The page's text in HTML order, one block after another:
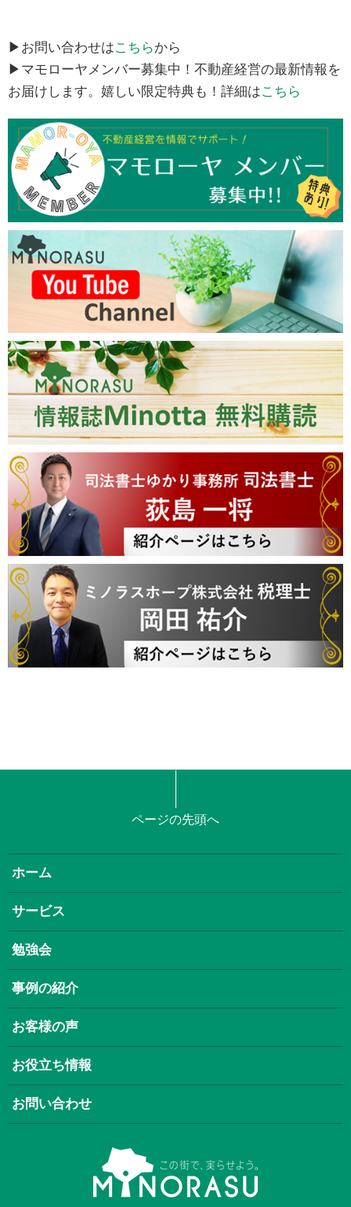
▶お問い合わせはこちらから
▶マモローヤメンバー募集中！不動産経営の最新情報を
お届けします。嬉しい限定特典も！詳細はこちら
ページの先頭へ
ホーム
サービス
勉強会
事例の紹介
お客様の声
お役立ち情報
お問い合わせ